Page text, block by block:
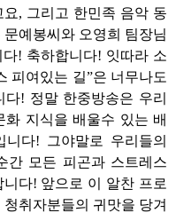
, 그리고 한민족 음악 동
예봉씨와 오영희 팀장님
! 축하합니다! 잇따라 소
피여있는 길”은 너무나도
! 정말 한중방송은 우리
지식을 배울수 있는 배
다! 그야말로 우리들의
간 모든 피곤과 스트레스
다! 앞으로 이 알찬 프로
취자분들의 귀맛을 당겨